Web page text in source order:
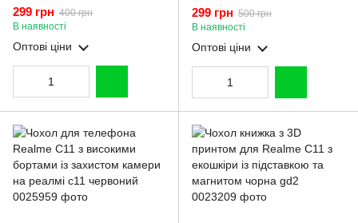
C11 з підставкою на реалмі
с11 чорна gd1
299 грн 400 грн
В наявності
Оптові ціни
підставкою та магнитом
чорна gd2
299 грн 500 грн
В наявності
Оптові ціни